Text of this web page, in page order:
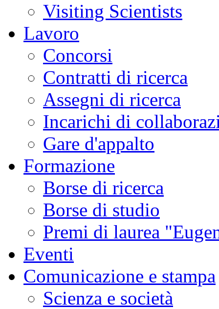
Visiting Scientists
Lavoro
Concorsi
Contratti di ricerca
Assegni di ricerca
Incarichi di
Gare d'appalto
Formazione
Borse di ricerca
Borse di studio
Premi di laurea
Eventi
Comunicazione e stampa
Scienza e società